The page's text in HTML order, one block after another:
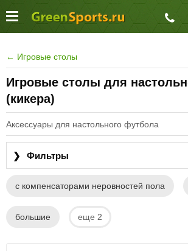
← Игровые столы
Игровые столы для
(кикера)
Аксессуары для настольного футбола
❯ Фильтры
с компенсаторами неровностей пола
большие еще 2